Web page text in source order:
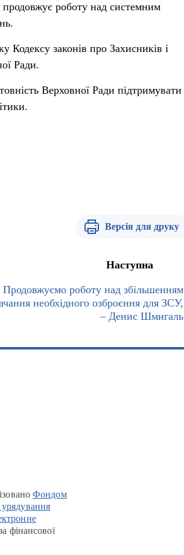
роботу над системним
Кодексу законів про Захисників і
Ради.
Верховної Ради підтримувати
Версія для друку
Наступна
Продовжуємо роботу над збільшенням
необхідного озброєння для ЗСУ,
– Денис Шмигаль
Фондом
фінансової